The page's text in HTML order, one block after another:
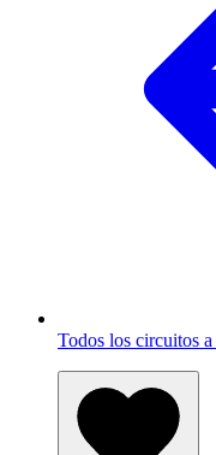
Todos los circuitos